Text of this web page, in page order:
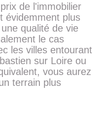
de l'immobilier
évidemment plus
qualité de vie
le cas
les villes entourant
sur Loire ou
vous aurez
terrain plus